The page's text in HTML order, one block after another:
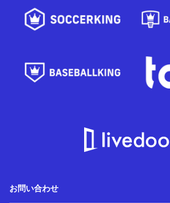
お問い合わせ